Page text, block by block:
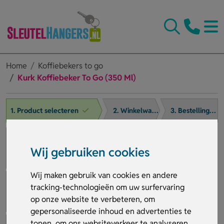
Wij gebruiken cookies
Wij maken gebruik van cookies en andere
tracking-technologieën om uw surfervaring
op onze website te verbeteren, om
gepersonaliseerde inhoud en advertenties te
Home
Koffiebekers to go
Kurk Koffiebeker To Go (350 Ml)
1. Product selecteren 2. Winkelwagen 3. Bestelling afronden